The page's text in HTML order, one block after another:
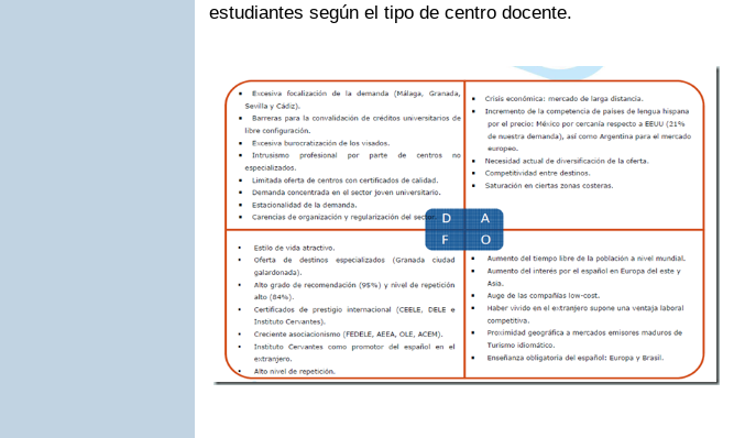
estudiantes según el tipo de centro docente.